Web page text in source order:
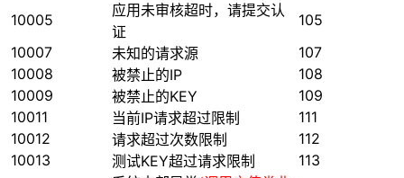
10005
应用未审核超时，请提交认
证
105
10007
未知的请求源
107
10008
被禁止的IP
108
10009
被禁止的KEY
109
10011
当前IP请求超过限制
111
10012
请求超过次数限制
112
10013
测试KEY超过请求限制 113